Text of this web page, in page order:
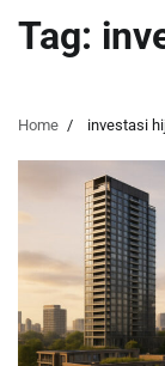
Tag:
Home investasi